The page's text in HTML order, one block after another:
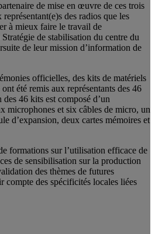
de mise en œuvre de ces trois
des radios que les
à mieux faire le travail de
de stabilisation du centre du
de leur mission d’information de
officielles, des kits de matériels
été remis aux représentants des 46
46 kits est composé d’un
microphones et six câbles de micro, un
d’expansion, deux cartes mémoires et
formations sur l’utilisation efficace de
de sensibilisation sur la production
des thèmes de futures
compte des spécificités locales liées